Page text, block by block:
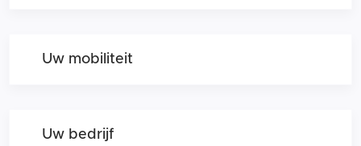
Uw mobiliteit
Uw bedrijf